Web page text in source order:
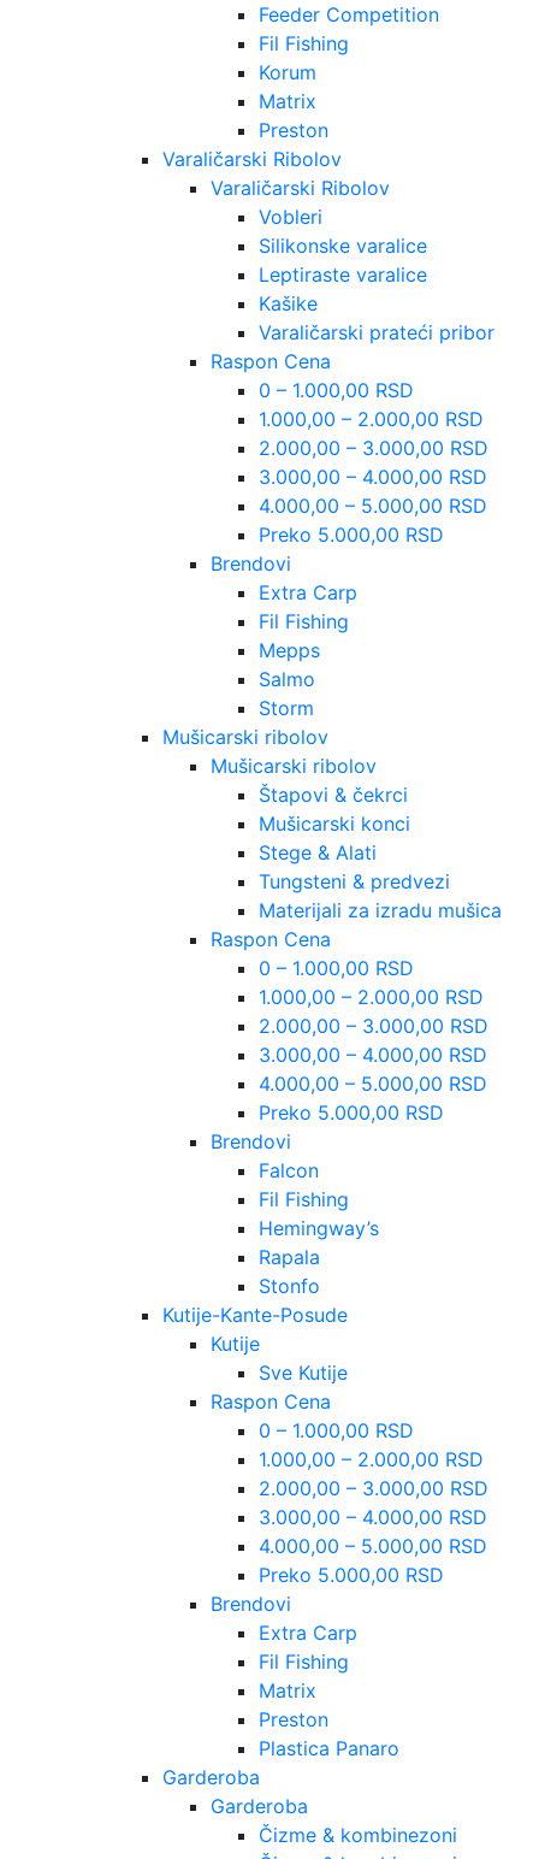
Feeder Competition
Fil Fishing
Korum
Matrix
Preston
Varaličarski Ribolov
Varaličarski Ribolov
Vobleri
Silikonske varalice
Leptiraste varalice
Kašike
Varaličarski prateći pribor
Raspon Cena
0 – 1.000,00 RSD
1.000,00 – 2.000,00 RSD
2.000,00 – 3.000,00 RSD
3.000,00 – 4.000,00 RSD
4.000,00 – 5.000,00 RSD
Preko 5.000,00 RSD
Brendovi
Extra Carp
Fil Fishing
Mepps
Salmo
Storm
Mušicarski ribolov
Mušicarski ribolov
Štapovi & čekrci
Mušicarski konci
Stege & Alati
Tungsteni & predvezi
Materijali za izradu mušica
Raspon Cena
0 – 1.000,00 RSD
1.000,00 – 2.000,00 RSD
2.000,00 – 3.000,00 RSD
3.000,00 – 4.000,00 RSD
4.000,00 – 5.000,00 RSD
Preko 5.000,00 RSD
Brendovi
Falcon
Fil Fishing
Hemingway’s
Rapala
Stonfo
Kutije-Kante-Posude
Kutije
Sve Kutije
Raspon Cena
0 – 1.000,00 RSD
1.000,00 – 2.000,00 RSD
2.000,00 – 3.000,00 RSD
3.000,00 – 4.000,00 RSD
4.000,00 – 5.000,00 RSD
Preko 5.000,00 RSD
Brendovi
Extra Carp
Fil Fishing
Matrix
Preston
Plastica Panaro
Garderoba
Garderoba
Čizme & kombinezoni